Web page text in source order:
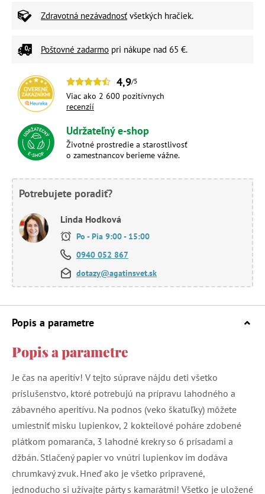
Zdravotná nezávadnosť všetkých hračiek.
Poštovné zadarmo pri nákupe nad 65 €.
4,9/5
Viac ako 2 600 pozitívnych
recenzií
Udržateľný e-shop
Životné prostredie a starostlivosť
o zamestnancov berieme vážne.
Potrebujete poradiť?
Linda Hodková
Po - Pia 9:00 - 15:00
0940 052 867
dotazy@agatinsvet.sk
Popis a parametre
Popis a parametre
Je čas na aperitív! V tejto súprave nájdu deti všetko
príslušenstvo, ktoré potrebujú na prípravu lahodného a
zábavného aperitívu. Na podnos (veko škatuľky) môžete
umiestniť misku lupienkov, 2 kokteilové poháre zdobené
plátkom pomaranča, 3 lahodné krekry so 6 prísadami a
džbán. Stlačený papier vo vnútri lupienkov im dodáva
chrumkavý zvuk. Hneď ako je všetko pripravené,
jednoducho si užívajte párty s kamarátmi! Všetko je uložené